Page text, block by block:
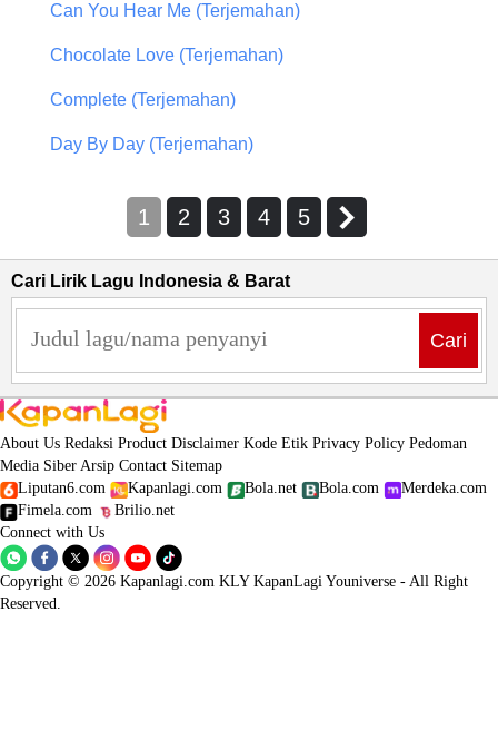
Can You Hear Me (Terjemahan)
Chocolate Love (Terjemahan)
Complete (Terjemahan)
Day By Day (Terjemahan)
1 2 3 4 5
Cari Lirik Lagu Indonesia & Barat
Cari
About Us Redaksi Product Disclaimer Kode Etik Privacy Policy Pedoman
Media Siber Arsip Contact Sitemap
Liputan6.com
Kapanlagi.com Bola.net Bola.com
Merdeka.com
Fimela.com
Brilio.net
Connect with Us
Copyright © 2026 Kapanlagi.com KLY KapanLagi Youniverse - All Right
Reserved.